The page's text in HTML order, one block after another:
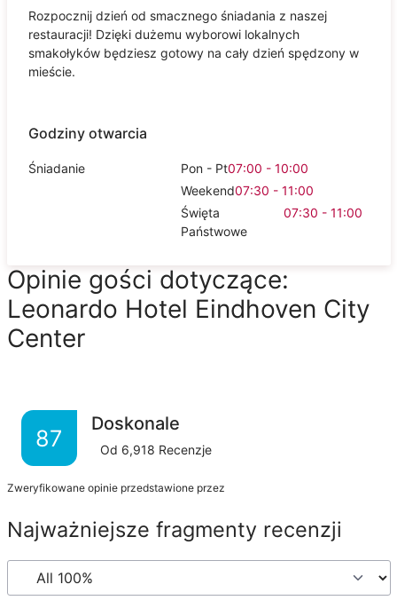
Rozpocznij dzień od smacznego śniadania z naszej
restauracji! Dzięki dużemu wyborowi lokalnych
smakołyków będziesz gotowy na cały dzień spędzony w
mieście.
Godziny otwarcia
Śniadanie Pon - Pt07:00 - 10:00
Weekend07:30 - 11:00
Święta
Państwowe
07:30 - 11:00
Opinie gości dotyczące:
Leonardo Hotel Eindhoven City
Center
87
Doskonale
Od 6,918 Recenzje
Zweryfikowane opinie przedstawione przez
Najważniejsze fragmenty recenzji